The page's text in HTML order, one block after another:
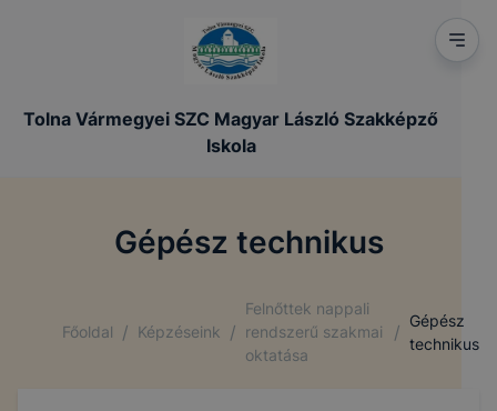
Tolna Vármegyei SZC Magyar László Szakképző
Iskola
Gépész technikus
Főoldal / Képzéseink /
Felnőttek nappali
rendszerű szakmai
oktatása
/
Gépész
technikus